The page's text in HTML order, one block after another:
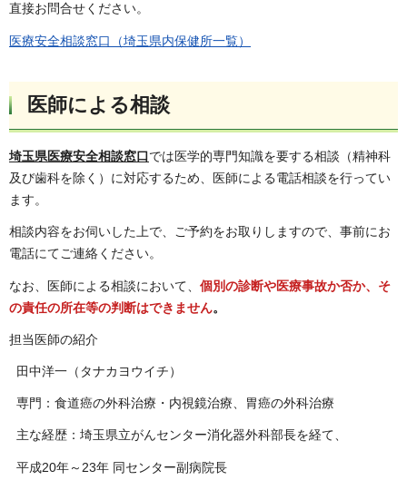
直接お問合せください。
医療安全相談窓口（埼玉県内保健所一覧）
医師による相談
埼玉県医療安全相談窓口では医学的専門知識を要する相談（精神科
及び歯科を除く）に対応するため、医師による電話相談を行ってい
ます。
相談内容をお伺いした上で、ご予約をお取りしますので、事前にお
電話にてご連絡ください。
なお、医師による相談において、 個別の診断や医療事故か否か、そ
の責任の所在等の判断はできません。
担当医師の紹介
田中洋一（タナカヨウイチ）
専門：食道癌の外科治療・内視鏡治療、胃癌の外科治療
主な経歴：埼玉県立がんセンター消化器外科部長を経て、
平成20年～23年 同センター副病院長